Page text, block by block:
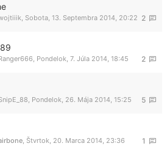
2
Sobota, 13. Septembra 2014, 20:22
2
Pondelok, 7. Júla 2014, 18:45
5
Pondelok, 26. Mája 2014, 15:25
1
Štvrtok, 20. Marca 2014, 23:36